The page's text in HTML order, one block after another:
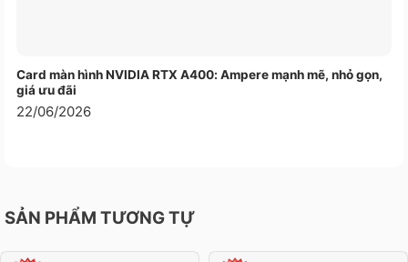
Card màn hình NVIDIA RTX A400: Ampere mạnh mẽ, nhỏ gọn,
giá ưu đãi
22/06/2026
SẢN PHẨM TƯƠNG TỰ